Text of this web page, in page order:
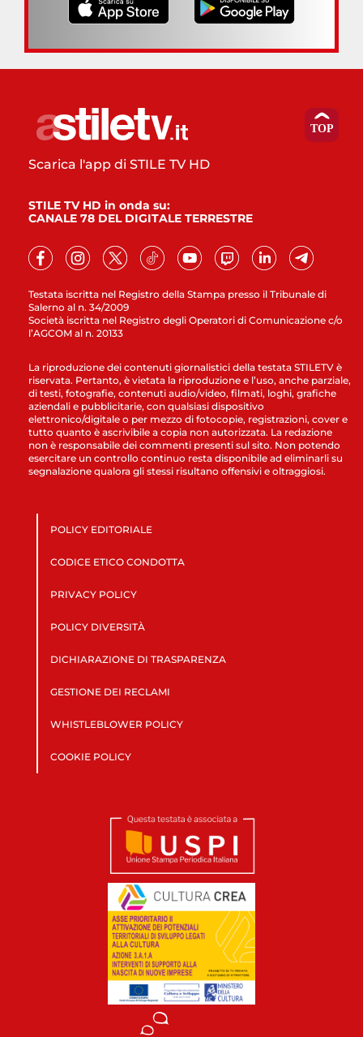
Testata iscritta nel Registro della Stampa presso il Tribunale di
Salerno al n. 34/2009
Società iscritta nel Registro degli Operatori di Comunicazione c/o
l’AGCOM al n. 20133
Scarica l'app di STILE TV HD
STILE TV HD in onda su:
CANALE 78 DEL DIGITALE TERRESTRE
La riproduzione dei contenuti giornalistici della testata STILETV è
riservata. Pertanto, è vietata la riproduzione e l’uso, anche parziale,
di testi, fotografie, contenuti audio/video, filmati, loghi, grafiche
aziendali e pubblicitarie, con qualsiasi dispositivo
elettronico/digitale o per mezzo di fotocopie, registrazioni, cover e
tutto quanto è ascrivibile a copia non autorizzata. La redazione
non è responsabile dei commenti presenti sul sito. Non potendo
esercitare un controllo continuo resta disponibile ad eliminarli su
segnalazione qualora gli stessi risultano offensivi e oltraggiosi.
POLICY EDITORIALE
CODICE ETICO CONDOTTA
PRIVACY POLICY
POLICY DIVERSITÀ
DICHIARAZIONE DI TRASPARENZA
GESTIONE DEI RECLAMI
WHISTLEBLOWER POLICY
COOKIE POLICY